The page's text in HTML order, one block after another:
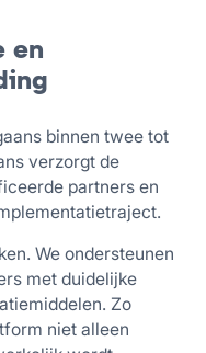
en
binnen twee tot
verzorgt de
partners en
We ondersteunen
met duidelijke
Zo
niet alleen